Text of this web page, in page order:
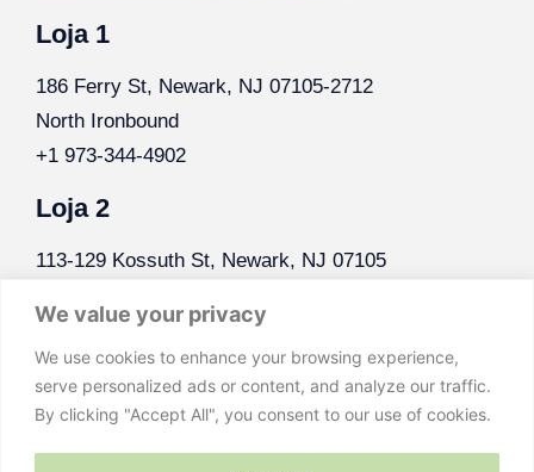
We value your privacy
We use cookies to enhance your browsing experience,
serve personalized ads or content, and analyze our traffic.
By clicking "Accept All", you consent to our use of cookies.
Loja 1
186 Ferry St, Newark, NJ 07105-2712
North Ironbound
+1 973-344-4902
Loja 2
113-129 Kossuth St, Newark, NJ 07105
+1 973-589-8875